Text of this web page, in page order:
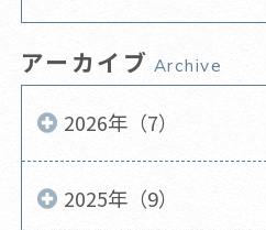
アーカイブ Archive
2026年（7）
2025年（9）